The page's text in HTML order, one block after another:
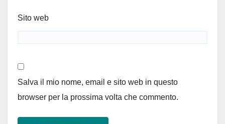
Sito web
Salva il mio nome, email e sito web in questo
browser per la prossima volta che commento.